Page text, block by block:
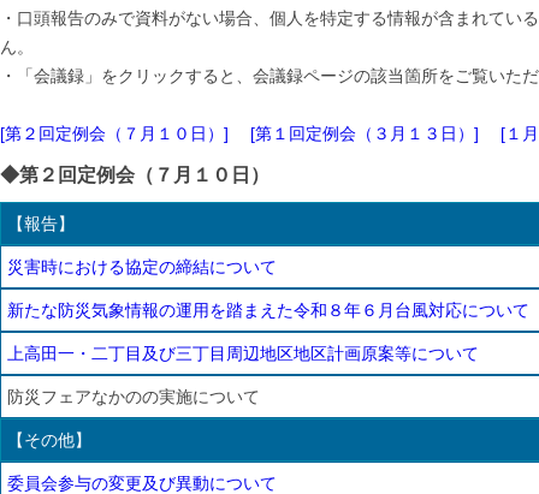
・口頭報告のみで資料がない場合、個人を特定する情報が含まれてい
ん。
・「会議録」をクリックすると、会議録ページの該当箇所をご覧いた
[第２回定例会（７月１０日）] [第１回定例会（３月１３日）] [１
◆第２回定例会（７月１０日）
【報告】
災害時における協定の締結について
新たな防災気象情報の運用を踏まえた令和８年６月台風対応について
上高田一・二丁目及び三丁目周辺地区地区計画原案等について
防災フェアなかのの実施について
【その他】
委員会参与の変更及び異動について